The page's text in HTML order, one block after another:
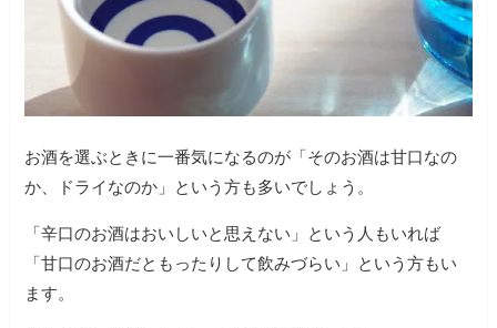
お酒を選ぶときに一番気になるのが「そのお酒は甘口なの
か、ドライなのか」という方も多いでしょう。
「辛口のお酒はおいしいと思えない」という人もいれば
「甘口のお酒だともったりして飲みづらい」という方もい
ます。